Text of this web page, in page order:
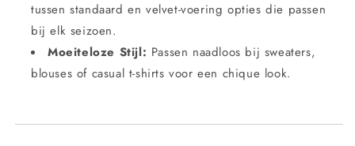
tussen standaard en velvet-voering opties die passen
bij elk seizoen.
Moeiteloze Stijl: Passen naadloos bij sweaters,
blouses of casual t-shirts voor een chique look.